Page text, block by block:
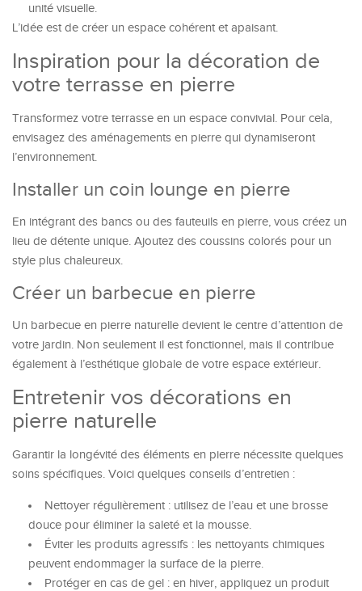
unité visuelle.
L’idée est de créer un espace cohérent et apaisant.
Inspiration pour la décoration de
votre terrasse en pierre
Transformez votre terrasse en un espace convivial. Pour cela,
envisagez des aménagements en pierre qui dynamiseront
l’environnement.
Installer un coin lounge en pierre
En intégrant des bancs ou des fauteuils en pierre, vous créez un
lieu de détente unique. Ajoutez des coussins colorés pour un
style plus chaleureux.
Créer un barbecue en pierre
Un barbecue en pierre naturelle devient le centre d’attention de
votre jardin. Non seulement il est fonctionnel, mais il contribue
également à l’esthétique globale de votre espace extérieur.
Entretenir vos décorations en
pierre naturelle
Garantir la longévité des éléments en pierre nécessite quelques
soins spécifiques. Voici quelques conseils d’entretien :
Nettoyer régulièrement : utilisez de l’eau et une brosse
douce pour éliminer la saleté et la mousse.
Éviter les produits agressifs : les nettoyants chimiques
peuvent endommager la surface de la pierre.
Protéger en cas de gel : en hiver, appliquez un produit